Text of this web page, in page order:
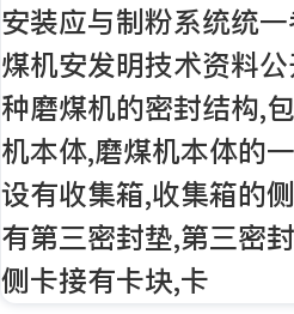
安装应与制粉系统统
煤机安发明技术资料
种磨煤机的密封结构,
机本体,磨煤机本体的
设有收集箱,收集箱的
有第三密封垫,第三密
侧卡接有卡块,卡